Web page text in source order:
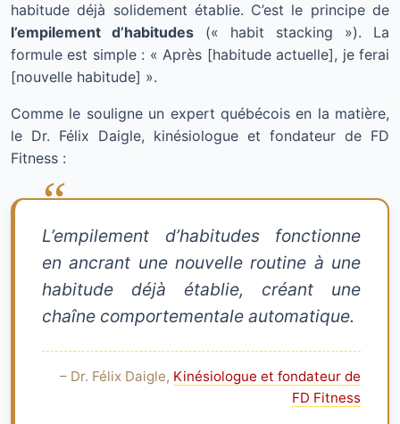
habitude déjà solidement établie. C’est le principe de
l’empilement d’habitudes (« habit stacking »). La
formule est simple : « Après [habitude actuelle], je ferai
[nouvelle habitude] ».
Comme le souligne un expert québécois en la matière,
le Dr. Félix Daigle, kinésiologue et fondateur de FD
Fitness :
L’empilement d’habitudes fonctionne
en ancrant une nouvelle routine à une
habitude déjà établie, créant une
chaîne comportementale automatique.
– Dr. Félix Daigle, Kinésiologue et fondateur de
FD Fitness